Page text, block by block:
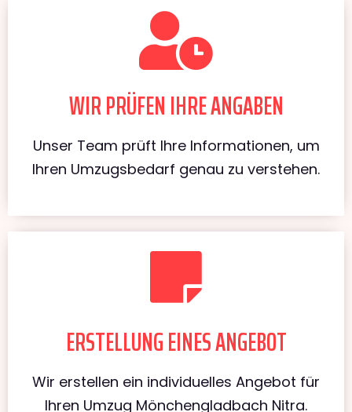
WIR PRÜFEN IHRE ANGABEN
Unser Team prüft Ihre Informationen, um
Ihren Umzugsbedarf genau zu verstehen.
ERSTELLUNG EINES ANGEBOT
Wir erstellen ein individuelles Angebot für
Ihren Umzug Mönchengladbach Nitra.